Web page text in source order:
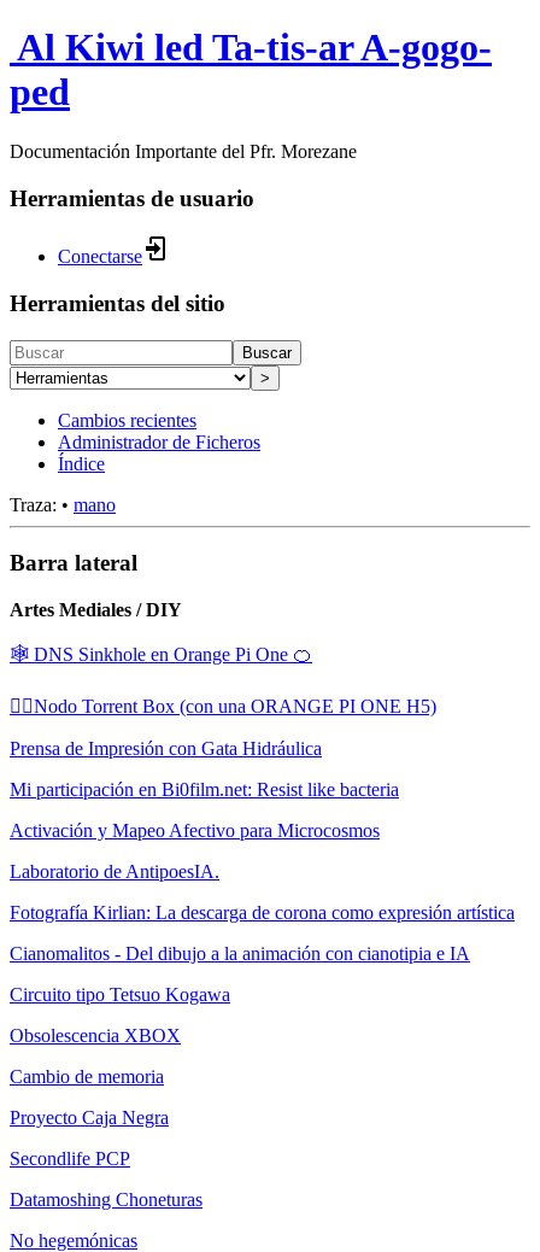
Al Kiwi led Ta-tis-ar A-gogo-
ped
Documentación Importante del Pfr. Morezane
Herramientas de usuario
Conectarse
Herramientas del sitio
Buscar
>
Cambios recientes
Administrador de Ficheros
Índice
Traza: • mano
Barra lateral
Artes Mediales / DIY
🕸️ DNS Sinkhole en Orange Pi One 🍊
🏴‍☠️Nodo Torrent Box (con una ORANGE PI ONE H5)
Prensa de Impresión con Gata Hidráulica
Mi participación en Bi0film.net: Resist like bacteria
Activación y Mapeo Afectivo para Microcosmos
Laboratorio de AntipoesIA.
Fotografía Kirlian: La descarga de corona como expresión artística
Cianomalitos - Del dibujo a la animación con cianotipia e IA
Circuito tipo Tetsuo Kogawa
Obsolescencia XBOX
Cambio de memoria
Proyecto Caja Negra
Secondlife PCP
Datamoshing Choneturas
No hegemónicas